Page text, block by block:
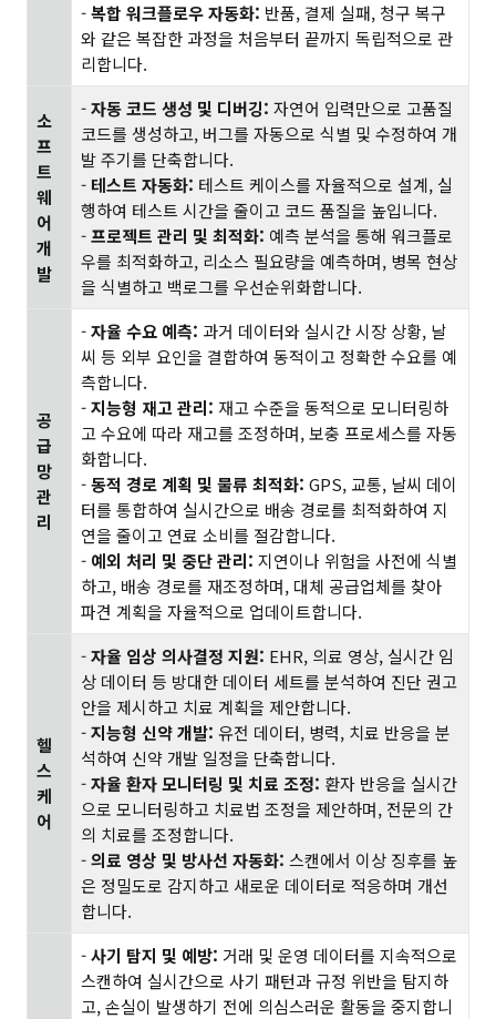
-복합 워크플로우 자동화: 반품, 결제 실패, 청구 복구
와 같은 복잡한 과정을 처음부터 끝까지 독립적으로 관
리합니다.
소
프
트
웨
어
개
발
-자동 코드 생성 및 디버깅: 자연어 입력만으로 고품질
코드를 생성하고, 버그를 자동으로 식별 및 수정하여 개
발 주기를 단축합니다.
- 테스트 자동화: 테스트 케이스를 자율적으로 설계, 실
행하여 테스트 시간을 줄이고 코드 품질을 높입니다.
-프로젝트 관리 및 최적화: 예측 분석을 통해 워크플로
우를 최적화하고, 리소스 필요량을 예측하며, 병목 현상
을 식별하고 백로그를 우선순위화합니다.
공
급
망
관
리
-자율 수요 예측: 과거 데이터와 실시간 시장 상황, 날
씨 등 외부 요인을 결합하여 동적이고 정확한 수요를 예
측합니다.
-지능형 재고 관리: 재고 수준을 동적으로 모니터링하
고 수요에 따라 재고를 조정하며, 보충 프로세스를 자동
화합니다.
-동적 경로 계획 및 물류 최적화: GPS, 교통, 날씨 데이
터를 통합하여 실시간으로 배송 경로를 최적화하여 지
연을 줄이고 연료 소비를 절감합니다.
- 예외 처리 및 중단 관리: 지연이나 위험을 사전에 식별
하고, 배송 경로를 재조정하며, 대체 공급업체를 찾아
파견 계획을 자율적으로 업데이트합니다.
헬
스
케
어
-자율 임상 의사결정 지원: EHR, 의료 영상, 실시간 임
상 데이터 등 방대한 데이터 세트를 분석하여 진단 권고
안을 제시하고 치료 계획을 제안합니다.
-지능형 신약 개발: 유전 데이터, 병력, 치료 반응을 분
석하여 신약 개발 일정을 단축합니다.
-자율 환자 모니터링 및 치료 조정: 환자 반응을 실시간
으로 모니터링하고 치료법 조정을 제안하며, 전문의 간
의 치료를 조정합니다.
-의료 영상 및 방사선 자동화: 스캔에서 이상 징후를 높
은 정밀도로 감지하고 새로운 데이터로 적응하며 개선
합니다.
-사기 탐지 및 예방: 거래 및 운영 데이터를 지속적으로
스캔하여 실시간으로 사기 패턴과 규정 위반을 탐지하
고, 손실이 발생하기 전에 의심스러운 활동을 중지합니